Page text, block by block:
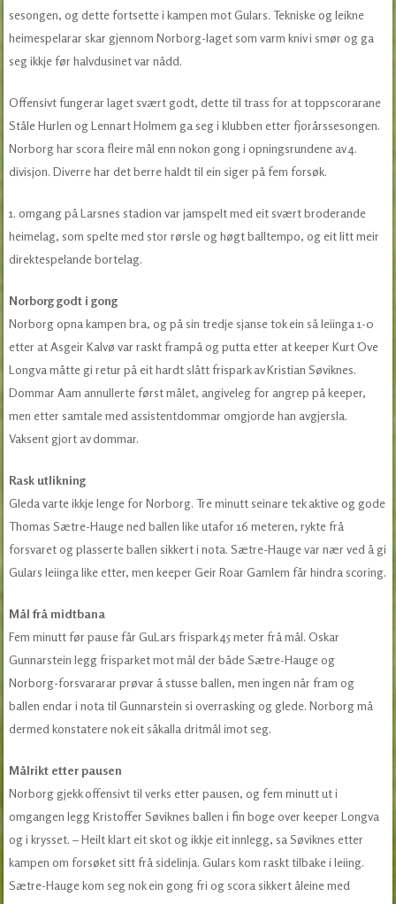
sesongen, og dette fortsette i kampen mot Gulars. Tekniske og leikne
heimespelarar skar gjennom Norborg-laget som varm kniv i smør og ga
seg ikkje før halvdusinet var nådd.
Offensivt fungerar laget svært godt, dette til trass for at toppscorarane
Ståle Hurlen og Lennart Holmem ga seg i klubben etter fjorårssesongen.
Norborg har scora fleire mål enn nokon gong i opningsrundene av 4.
divisjon. Diverre har det berre haldt til ein siger på fem forsøk.
1. omgang på Larsnes stadion var jamspelt med eit svært broderande
heimelag, som spelte med stor rørsle og høgt balltempo, og eit litt meir
direktespelande bortelag.
Norborg godt i gong
Norborg opna kampen bra, og på sin tredje sjanse tok ein så leiinga 1-0
etter at Asgeir Kalvø var raskt frampå og putta etter at keeper Kurt Ove
Longva måtte gi retur på eit hardt slått frispark av Kristian Søviknes.
Dommar Aam annullerte først målet, angiveleg for angrep på keeper,
men etter samtale med assistentdommar omgjorde han avgjersla.
Vaksent gjort av dommar.
Rask utlikning
Gleda varte ikkje lenge for Norborg. Tre minutt seinare tek aktive og gode
Thomas Sætre-Hauge ned ballen like utafor 16 meteren, rykte frå
forsvaret og plasserte ballen sikkert i nota. Sætre-Hauge var nær ved å gi
Gulars leiinga like etter, men keeper Geir Roar Gamlem får hindra scoring.
Mål frå midtbana
Fem minutt før pause får GuLars frispark 45 meter frå mål. Oskar
Gunnarstein legg frisparket mot mål der både Sætre-Hauge og
Norborg-forsvararar prøvar å stusse ballen, men ingen når fram og
ballen endar i nota til Gunnarstein si overrasking og glede. Norborg må
dermed konstatere nok eit såkalla dritmål imot seg.
Målrikt etter pausen
Norborg gjekk offensivt til verks etter pausen, og fem minutt ut i
omgangen legg Kristoffer Søviknes ballen i fin boge over keeper Longva
og i krysset. – Heilt klart eit skot og ikkje eit innlegg, sa Søviknes etter
kampen om forsøket sitt frå sidelinja. Gulars kom raskt tilbake i leiing.
Sætre-Hauge kom seg nok ein gong fri og scora sikkert åleine med